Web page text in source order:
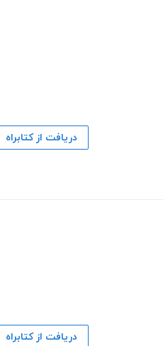
دریافت از کتابراه
دریافت از کتابراه